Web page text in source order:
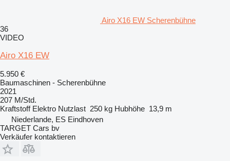
Airo X16 EW Scherenbühne
36
VIDEO
Airo X16 EW
5.950 €
Baumaschinen - Scherenbühne
2021
207 M/Std.
Kraftstoff Elektro Nutzlast 250 kg Hubhöhe 13,9 m
Niederlande, ES Eindhoven
TARGET Cars bv
Verkäufer kontaktieren